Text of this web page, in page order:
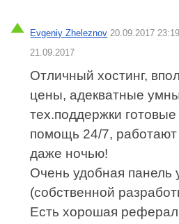
Evgeniy Zheleznov 20.09.2017 23:19
21.09.2017
Отличный хостинг,
цены, адекватные
тех.поддержки
помощь 24/7, работают
даже ночью!
Очень удобная панель
(собственной
Есть хорошая